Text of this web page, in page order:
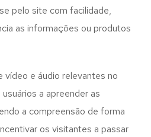
pelo site com facilidade,
as informações ou produtos
vídeo e áudio relevantes no
a apreender as
a compreensão de forma
os visitantes a passar